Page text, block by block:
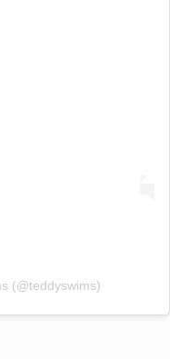
(@teddyswims)